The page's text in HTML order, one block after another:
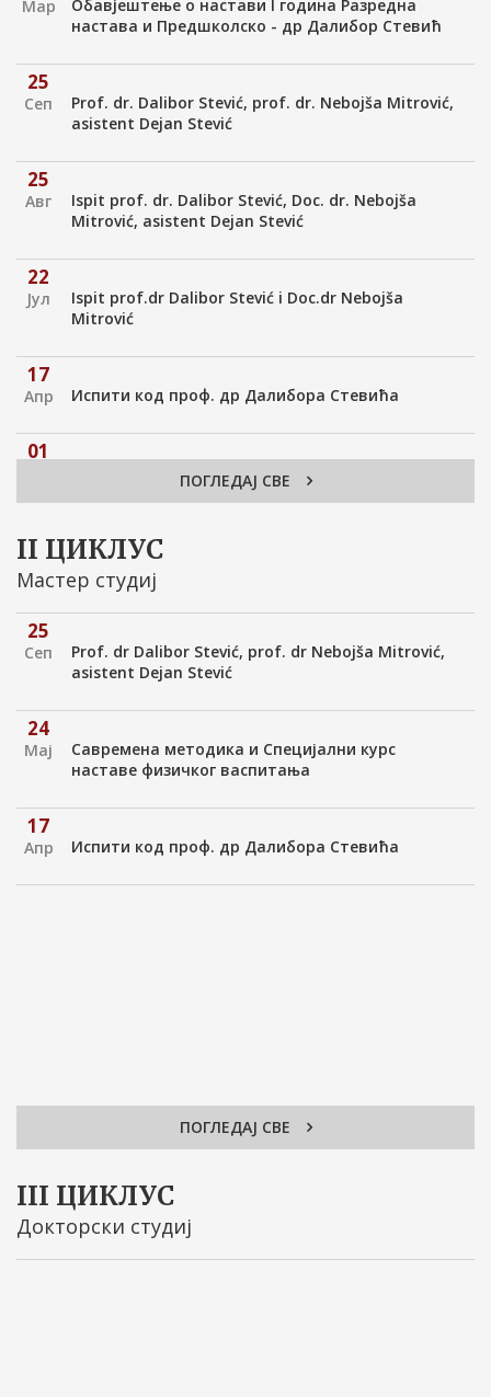
Мар
Обавјештење о настави I година Разредна
настава и Предшколско - др Далибор Стевић
25
Сеп
Prof. dr. Dalibor Stević, prof. dr. Nebojša Mitrović,
asistent Dejan Stević
25
Авг
Ispit prof. dr. Dalibor Stević, Doc. dr. Nebojša
Mitrović, asistent Dejan Stević
22
Јул
Ispit prof.dr Dalibor Stević i Doc.dr Nebojša
Mitrović
17
Апр Испити код проф. др Далибора Стевића
01
Prof. dr. Dalibor Stević, Doc. dr Nebojša Mitrović,
asistent Dejan Stević
ПОГЛЕДАЈ СВЕ
II ЦИКЛУС
Мастер студиј
25
Сеп
Prof. dr Dalibor Stević, prof. dr Nebojša Mitrović,
asistent Dejan Stević
24
Мај
Савремена методика и Специјални курс
наставе физичког васпитања
17
Апр Испити код проф. др Далибора Стевића
ПОГЛЕДАЈ СВЕ
III ЦИКЛУС
Докторски студиј